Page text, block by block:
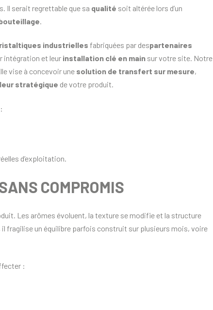
Il serait regrettable que sa qualité soit altérée lors d’un
.
industrielles fabriquées par despartenaires
intégration et leur installation clé en main sur votre site. Notre
vise à concevoir une solution de transfert sur mesure,
stratégique de votre produit.
:
d’exploitation.
COMPROMIS
Les arômes évoluent, la texture se modifie et la structure
il fragilise un équilibre parfois construit sur plusieurs mois, voire
: